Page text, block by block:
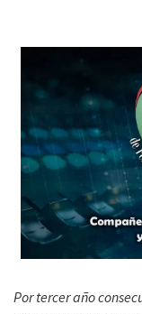
Por tercer año